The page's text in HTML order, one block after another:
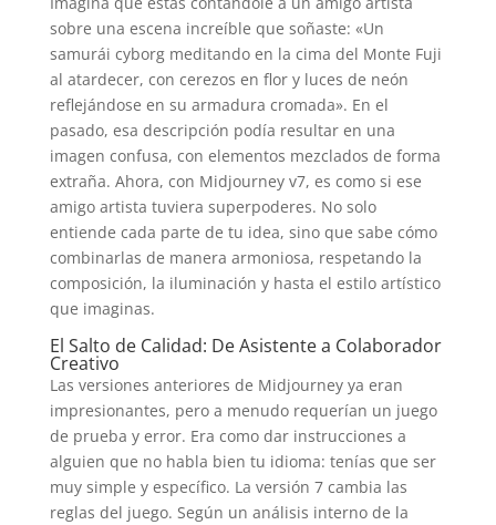
sobre una escena increíble que soñaste: «Un
samurái cyborg meditando en la cima del Monte Fuji
al atardecer, con cerezos en flor y luces de neón
reflejándose en su armadura cromada». En el
pasado, esa descripción podía resultar en una
imagen confusa, con elementos mezclados de forma
extraña. Ahora, con Midjourney v7, es como si ese
amigo artista tuviera superpoderes. No solo
entiende cada parte de tu idea, sino que sabe cómo
combinarlas de manera armoniosa, respetando la
composición, la iluminación y hasta el estilo artístico
que imaginas.
El Salto de Calidad: De Asistente a Colaborador
Creativo
Las versiones anteriores de Midjourney ya eran
impresionantes, pero a menudo requerían un juego
de prueba y error. Era como dar instrucciones a
alguien que no habla bien tu idioma: tenías que ser
muy simple y específico. La versión 7 cambia las
reglas del juego. Según un análisis interno de la